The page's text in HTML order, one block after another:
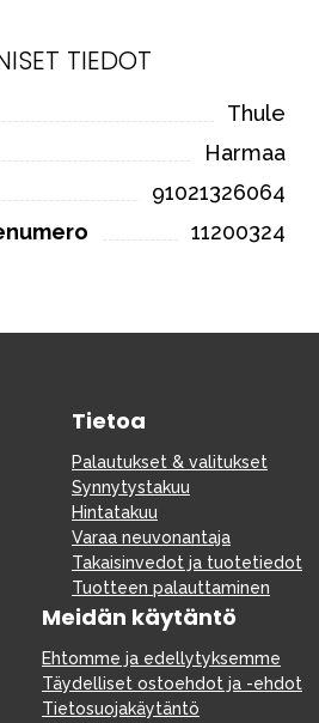
TIEDOT
Thule
Harmaa
91021326064
11200324
Tietoa
Palautukset & valitukset
Synnytystakuu
Hintatakuu
Varaa neuvonantaja
Takaisinvedot ja tuotetiedot
Tuotteen palauttaminen
Meidän käytäntö
Ehtomme ja edellytyksemme
Täydelliset ostoehdot ja -ehdot
Tietosuojakäytäntö